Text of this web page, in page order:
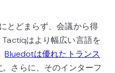
とどまらず、会議から得
はより幅広い言語を
Bluedotは優れたトランス
。さらに、そのインターフ